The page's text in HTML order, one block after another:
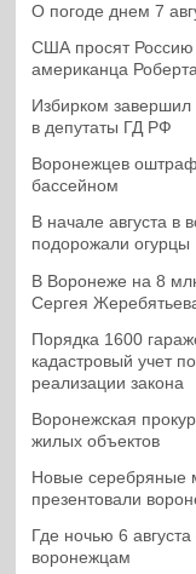
О погоде днем 7
США просят Россию
американца
Избирком завершил
в депутаты ГД РФ
Воронежцев
бассейном
В начале августа в
подорожали огурцы
В Воронеже на 8
Сергея
Порядка 1600
кадастровый учет
реализации закона
Воронежская
жилых объектов
Новые серебряные
презентовали
Где ночью 6
воронежцам